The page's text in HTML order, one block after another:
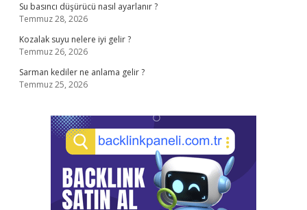
Su basıncı düşürücü nasıl ayarlanır ?
Temmuz 28, 2026
Kozalak suyu nelere iyi gelir ?
Temmuz 26, 2026
Sarman kediler ne anlama gelir ?
Temmuz 25, 2026